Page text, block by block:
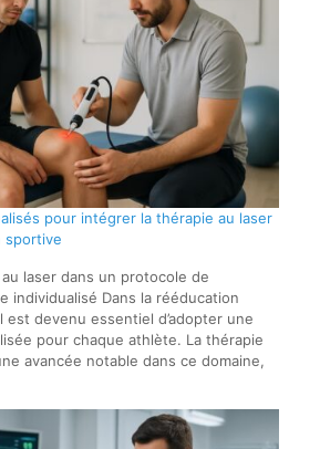
pour intégrer la thérapie au laser
sportive
laser dans un protocole de
individualisé Dans la rééducation
est devenu essentiel d’adopter une
pour chaque athlète. La thérapie
avancée notable dans ce domaine,